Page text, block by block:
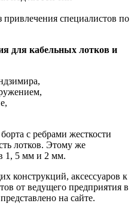
специалистов по
для кабельных лотков и
с ребрами жесткости
лотков. Этому же
1, 5 мм и 2 мм.
конструкций, аксессуаров к
от ведущего предприятия в
на сайте.